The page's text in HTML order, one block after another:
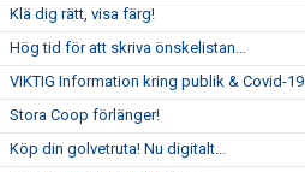
Klä dig rätt, visa färg!
Hög tid för att skriva önskelistan...
VIKTIG Information kring publik & Covid-19
Stora Coop förlänger!
Köp din golvetruta! Nu digitalt...